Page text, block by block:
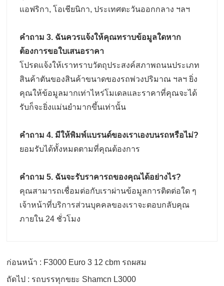
แอฟริกา, โอเชียนิกา, ประเทศตะวันออกกลาง ฯลฯ
คําถาม 3. ฉันควรแจ้งให้คุณทราบข้อมูลใดหาก
ต้องการขอใบเสนอราคา
โปรดแจ้งให้เราทราบวัตถุประสงค์สภาพถนนประเภท
สินค้าตันของสินค้าขนาดของรถพ่วงปริมาณ ฯลฯ ยิ่ง
คุณให้ข้อมูลมากเท่าไหร่โมเดลและราคาที่คุณจะได้
รับก็จะยิ่งแม่นยํามากขึ้นเท่านั้น
คําถาม 4. มีให้พิมพ์แบรนด์ของเราเองบนรถหรือไม่?
ยอมรับได้ทั้งหมดตามที่คุณต้องการ
คําถาม 5. ฉันจะรับราคารถของคุณได้อย่างไร?
คุณสามารถเชื่อมต่อกับเราผ่านข้อมูลการติดต่อใด ๆ
เจ้าหน้าที่บริการส่วนบุคคลของเราจะตอบกลับคุณ
ภายใน 24 ชั่วโมง
ก่อนหน้า : F3000 Euro 3 12 cbm รถผสม
ถัดไป : รถบรรทุกขยะ Shamcn L3000